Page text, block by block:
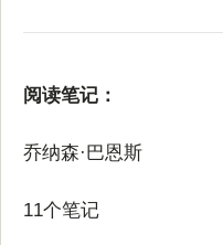
阅读笔记：
乔纳森·巴恩斯
11个笔记